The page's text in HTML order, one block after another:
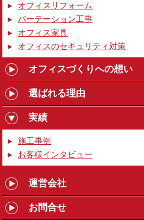
オフィスリフォーム
パーテーション工事
オフィス家具
オフィスのセキュリティ対策
オフィスづくりへの想い
選ばれる理由
実績
施工事例
お客様インタビュー
運営会社
お問合せ